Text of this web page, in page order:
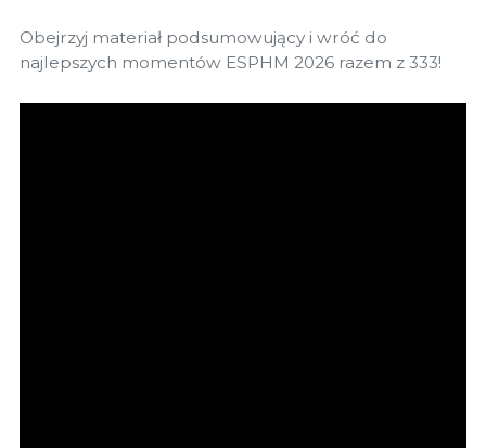
Obejrzyj materiał podsumowujący i wróć do
najlepszych momentów ESPHM 2026 razem z 333!